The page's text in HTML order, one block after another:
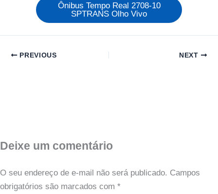
Ônibus Tempo Real 2708-10
SPTRANS Olho Vivo
PREVIOUS NEXT
Deixe um comentário
O seu endereço de e-mail não será publicado. Campos
obrigatórios são marcados com *